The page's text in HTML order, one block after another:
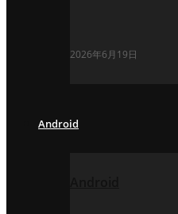
2026年6月19日
Android